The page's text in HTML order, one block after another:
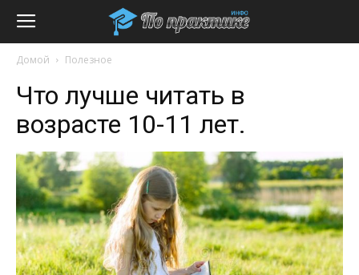
Домой Полезное
Что лучше читать в
возрасте 10-11 лет.